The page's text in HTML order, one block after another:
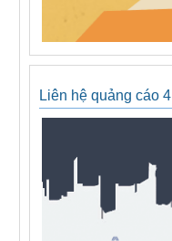
Liên hệ quảng cáo 4